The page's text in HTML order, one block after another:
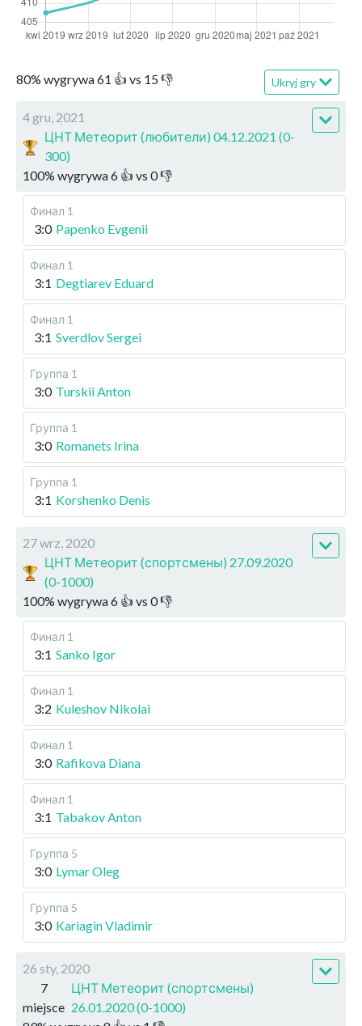
80% wygrywa61 👍 vs 15👎 Ukryj gry
4 gru, 2021
ЦНТ Метеорит (любители) 04.12.2021 (0-
300)
100% wygrywa6 👍 vs 0👎
Финал 1
3:0 Papenko Evgenii
Финал 1
3:1 Degtiarev Eduard
Финал 1
3:1 Sverdlov Sergei
Группа 1
3:0 Turskii Anton
Группа 1
3:0 Romanets Irina
Группа 1
3:1 Korshenko Denis
27 wrz, 2020
ЦНТ Метеорит (спортсмены) 27.09.2020
(0-1000)
100% wygrywa6 👍 vs 0👎
Финал 1
3:1 Sanko Igor
Финал 1
3:2 Kuleshov Nikolai
Финал 1
3:0 Rafikova Diana
Финал 1
3:1 Tabakov Anton
Группа 5
3:0 Lymar Oleg
Группа 5
3:0 Kariagin Vladimir
26 sty, 2020
7
miejsce
ЦНТ Метеорит (спортсмены)
26.01.2020 (0-1000)